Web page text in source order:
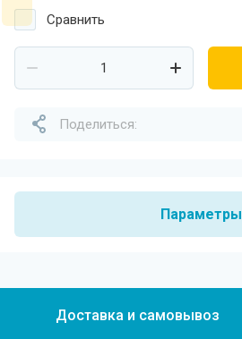
Сравнить
Поделиться:
Параметры
Доставка и самовывоз